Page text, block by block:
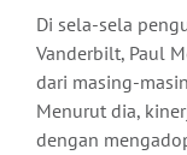
Di sela-sela
Vanderbilt, Paul
dari masing-
Menurut dia,
dengan